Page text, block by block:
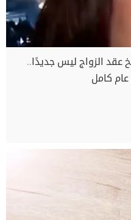
الزواج ليس جديدًا..
كامل